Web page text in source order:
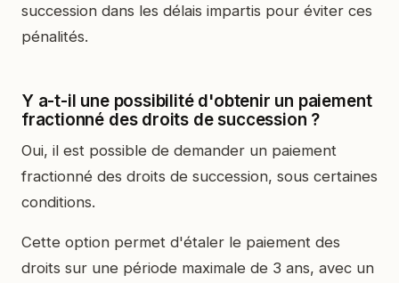
succession dans les délais impartis pour éviter ces
pénalités.
Y a-t-il une possibilité d'obtenir un paiement
fractionné des droits de succession ?
Oui, il est possible de demander un paiement
fractionné des droits de succession, sous certaines
conditions.
Cette option permet d'étaler le paiement des
droits sur une période maximale de 3 ans, avec un